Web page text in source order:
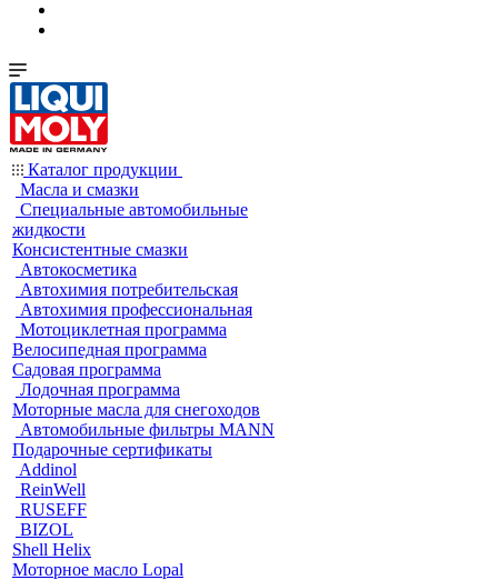
Каталог продукции
Масла и смазки
Специальные автомобильные
жидкости
Консистентные смазки
Автокосметика
Автохимия потребительская
Автохимия профессиональная
Мотоциклетная программа
Велосипедная программа
Садовая программа
Лодочная программа
Моторные масла для снегоходов
Автомобильные фильтры MANN
Подарочные сертификаты
Addinol
ReinWell
RUSEFF
BIZOL
Shell Helix
Моторное масло Lopal